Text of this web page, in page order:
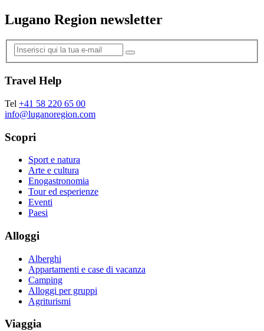
Lugano Region newsletter
Travel Help
Tel +41 58 220 65 00
info@luganoregion.com
Scopri
Sport e natura
Arte e cultura
Enogastronomia
Tour ed esperienze
Eventi
Paesi
Alloggi
Alberghi
Appartamenti e case di vacanza
Camping
Alloggi per gruppi
Agriturismi
Viaggia